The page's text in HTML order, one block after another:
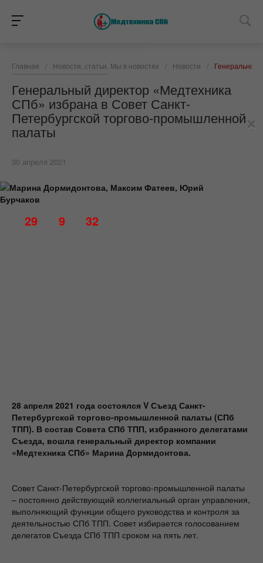
Главная / Новости, статьи. Мы в новостях / Новости / Генеральный
Генеральный директор «Медтехника
СПб» избрана в Совет Санкт-
Петербургской торгово-промышленной
палаты
30 апреля 2021
28 апреля 2021 года состоялся V Съезд Санкт-
Петербургской торгово-промышленной палаты (СПб
ТПП). В состав Совета СПб ТПП, избранного делегатами
Съезда, вошла генеральный директор компании
«Медтехника СПб» Марина Дормидонтова.
Совет Санкт-Петербургской торгово-промышленной палаты
– постоянно действующий коллегиальный орган управления,
выполняющий функции общего руководства и контроля за
деятельностью СПб ТПП. Совет избирается голосованием
делегатов Съезда СПб ТПП сроком на пять лет.
×
29 9 32